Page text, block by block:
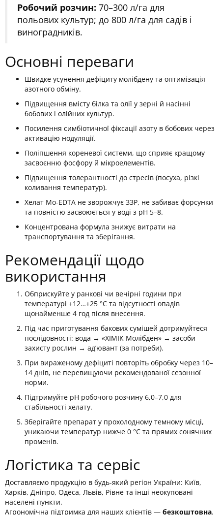
Робочий розчин: 70–300 л/га для
польових культур; до 800 л/га для садів і
виноградників.
Основні переваги
Швидке усунення дефіциту молібдену та оптимізація
азотного обміну.
Підвищення вмісту білка та олії у зерні й насінні
бобових і олійних культур.
Посилення симбіотичної фіксації азоту в бобових через
активацію нодуляції.
Поліпшення кореневої системи, що сприяє кращому
засвоєнню фосфору й мікроелементів.
Підвищення толерантності до стресів (посуха, різкі
коливання температур).
Хелат Mo-EDTA не зворожчує ЗЗР, не забиває форсунки
та повністю засвоюється у воді з pH 5–8.
Концентрована формула знижує витрати на
транспортування та зберігання.
Рекомендації щодо
використання
Обприскуйте у ранкові чи вечірні години при
температурі +12…+25 °C та відсутності опадів
щонайменше 4 год після внесення.
Під час приготування бакових сумішей дотримуйтеся
послідовності: вода → «ХІМІК Молібден» → засоби
захисту рослин → ад’ювант (за потреби).
При вираженому дефіциті повторіть обробку через 10–
14 днів, не перевищуючи рекомендованої сезонної
норми.
Підтримуйте pH робочого розчину 6,0–7,0 для
стабільності хелату.
Зберігайте препарат у прохолодному темному місці,
уникаючи температур нижче 0 °C та прямих сонячних
променів.
Логістика та сервіс
Доставляємо продукцію в будь-який регіон України: Київ,
Харків, Дніпро, Одеса, Львів, Рівне та інші неокуповані
населені пункти.
Агрономічна підтримка для наших клієнтів — безкоштовна.